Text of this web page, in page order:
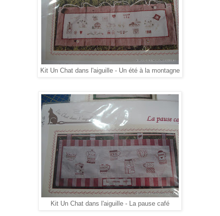
Kit Un Chat dans l'aiguille - Un été à la montagne
Kit Un Chat dans l'aiguille - La pause café